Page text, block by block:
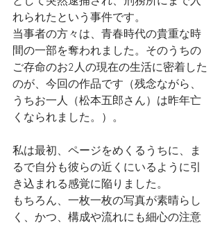
れられたという事件です。
当事者の方々は、青春時代の貴重な時
間の一部を奪われました。そのうちの
ご存命のお2人の現在の生活に密着した
のが、今回の作品です（残念ながら、
うちお一人（松本五郎さん）は昨年亡
くなられました。）。
私は最初、ページをめくるうちに、ま
るで自分も彼らの近くにいるように引
き込まれる感覚に陥りました。
もちろん、一枚一枚の写真が素晴らし
く、かつ、構成や流れにも細心の注意